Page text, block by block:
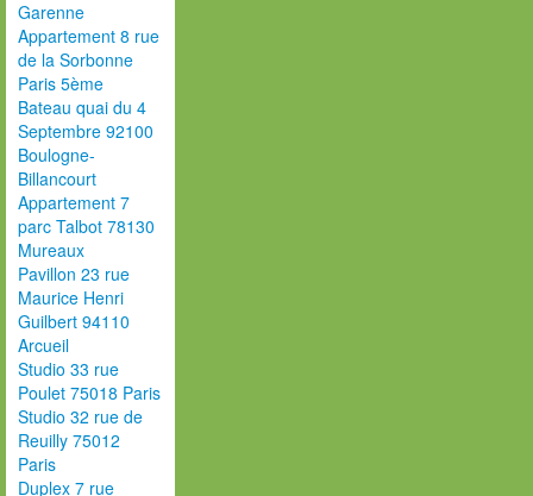
Garenne
Appartement 8 rue
de la Sorbonne
Paris 5ème
Bateau quai du 4
Septembre 92100
Boulogne-
Billancourt
Appartement 7
parc Talbot 78130
Mureaux
Pavillon 23 rue
Maurice Henri
Guilbert 94110
Arcueil
Studio 33 rue
Poulet 75018 Paris
Studio 32 rue de
Reuilly 75012
Paris
Duplex 7 rue